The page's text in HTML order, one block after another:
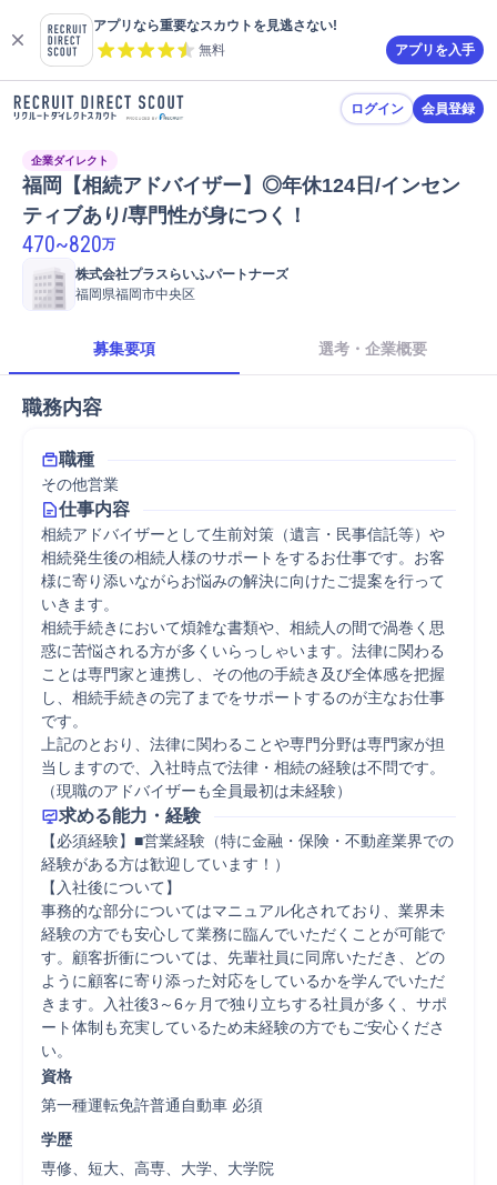
アプリなら重要なスカウトを見逃さない!
無料
アプリを入手
ログイン 会員登録
企業ダイレクト
福岡【相続アドバイザー】◎年休124日/インセン
ティブあり/専門性が身につく！
470~820万
株式会社プラスらいふパートナーズ
福岡県福岡市中央区
募集要項 選考・企業概要
職務内容
職種
その他営業
仕事内容
相続アドバイザーとして生前対策（遺言・民事信託等）や
相続発生後の相続人様のサポートをするお仕事です。お客
様に寄り添いながらお悩みの解決に向けたご提案を行って
いきます。
相続手続きにおいて煩雑な書類や、相続人の間で渦巻く思
惑に苦悩される方が多くいらっしゃいます。法律に関わる
ことは専門家と連携し、その他の手続き及び全体感を把握
し、相続手続きの完了までをサポートするのが主なお仕事
です。
上記のとおり、法律に関わることや専門分野は専門家が担
当しますので、入社時点で法律・相続の経験は不問です。
（現職のアドバイザーも全員最初は未経験）
求める能力・経験
【必須経験】■営業経験（特に金融・保険・不動産業界での
経験がある方は歓迎しています！）
【入社後について】
事務的な部分についてはマニュアル化されており、業界未
経験の方でも安心して業務に臨んでいただくことが可能で
す。顧客折衝については、先輩社員に同席いただき、どの
ように顧客に寄り添った対応をしているかを学んでいただ
きます。入社後3～6ヶ月で独り立ちする社員が多く、サポ
ート体制も充実しているため未経験の方でもご安心くださ
い。
資格
第一種運転免許普通自動車 必須
学歴
専修、短大、高専、大学、大学院